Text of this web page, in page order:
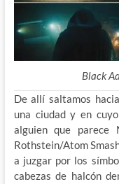
Black
De allí saltamos
una ciudad y en
alguien que parece
Rothstein/Atom
a juzgar por los
cabezas de halcón